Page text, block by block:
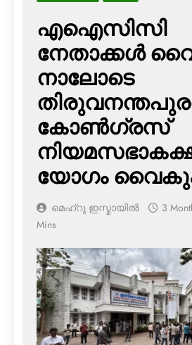
എഐസിസി
നേതാക്കൾ
നാലോടെ
കോൺഗ്രസ്
യോഗം
മെഹ്റു ഇസ്മായില്‍ 3
Mins